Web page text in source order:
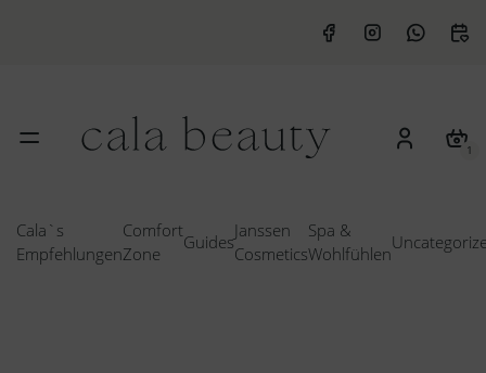
1
Cala`s
Empfehlungen
Comfort
Zone
Guides
Janssen
Cosmetics
Spa &
Wohlfühlen